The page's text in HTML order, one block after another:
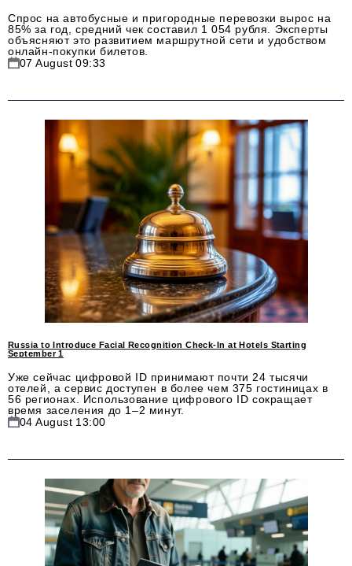
Спрос на автобусные и пригородные перевозки вырос на
85% за год, средний чек составил 1 054 рубля. Эксперты
объясняют это развитием маршрутной сети и удобством
онлайн-покупки билетов.
07 August 09:33
Russia to Introduce Facial Recognition Check-In at Hotels Starting
September 1
Уже сейчас цифровой ID принимают почти 24 тысячи
отелей, а сервис доступен в более чем 375 гостиницах в
56 регионах. Использование цифрового ID сокращает
время заселения до 1–2 минут.
04 August 13:00